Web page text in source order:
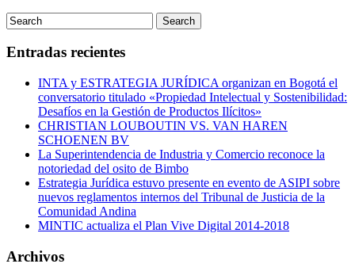
Entradas recientes
INTA y ESTRATEGIA JURÍDICA organizan en Bogotá el
conversatorio titulado «Propiedad Intelectual y Sostenibilidad:
Desafíos en la Gestión de Productos Ilícitos»
CHRISTIAN LOUBOUTIN VS. VAN HAREN
SCHOENEN BV
La Superintendencia de Industria y Comercio reconoce la
notoriedad del osito de Bimbo
Estrategia Jurídica estuvo presente en evento de ASIPI sobre
nuevos reglamentos internos del Tribunal de Justicia de la
Comunidad Andina
MINTIC actualiza el Plan Vive Digital 2014-2018
Archivos